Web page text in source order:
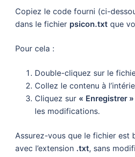
Copiez le code fourni (ci-
dans le fichier psicon.txt que
Pour cela :
Double-cliquez sur le
Collez le contenu à
Cliquez sur « Enregistrer »
les modifications.
Assurez-vous que le fichier est
avec l’extension .txt, sans